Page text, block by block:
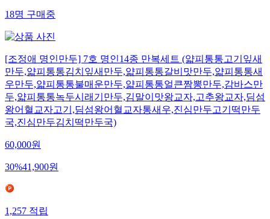
18명구매중
[조정애 명인만두] 7호 명인14종 만복세트 (얇피통통고기잎새
만두,얇피통통김치잎새만두,얇피통통갈비맛만두,얇피통통새
우만두,얇피통통불매운만두,얇피통통얼큰짬뽕만두,감바스만
두,얇피통통녹두시래기만두,김말이맛왕교자,고추왕교자,딤섬
왕어혈교자고기,딤섬왕어혈교자통새우,진심만두고기떡만두
국,진심만두김치떡만두국)
60,000원
30%41,900원
1,257적립